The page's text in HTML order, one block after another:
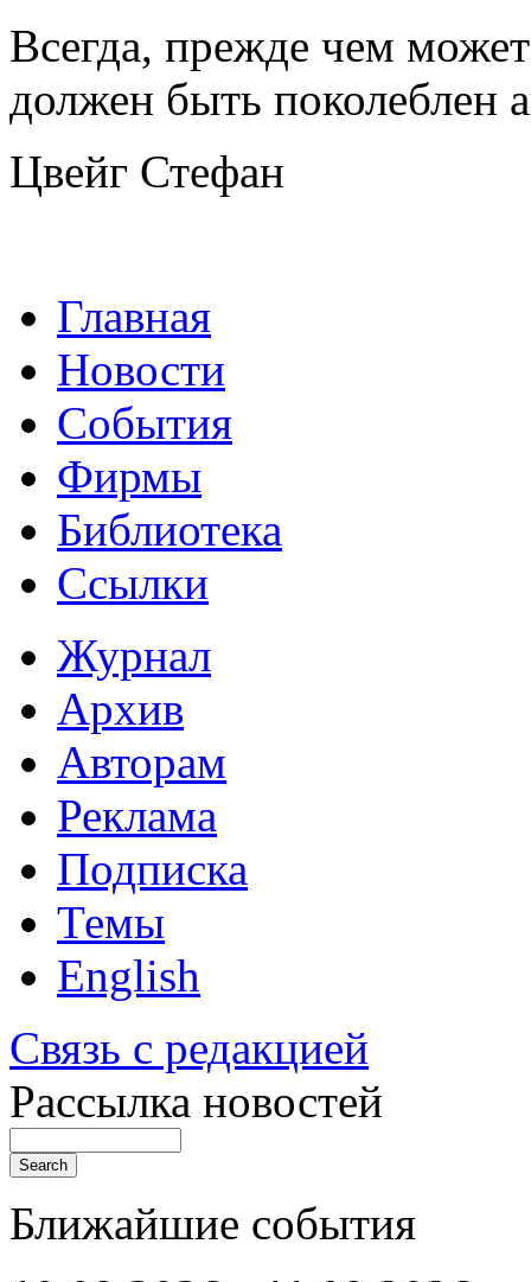
Всегда, прежде чем
должен быть поколеблен
Цвейг Стефан
Главная
Новости
События
Фирмы
Библиотека
Ссылки
Журнал
Архив
Авторам
Реклама
Подписка
Темы
English
Связь с редакцией
Рассылка новостей
Ближайшие события